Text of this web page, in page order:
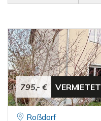
795,- € VERMIETET
Roßdorf